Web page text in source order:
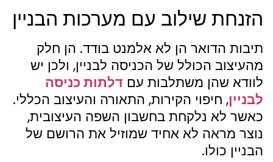
הזנחת שילוב עם מערכות הבניין
תיבות הדואר הן לא אלמנט בודד. הן חלק
מהעיצוב הכולל של הכניסה לבניין, ולכן יש
לוודא שהן משתלבות עם דלתות כניסה
לבניין, חיפוי הקירות, התאורה והעיצוב הכללי.
כאשר לא נלקחת בחשבון השפה העיצובית,
נוצר מראה לא אחיד שמוזיל את הרושם של
הבניין כולו.